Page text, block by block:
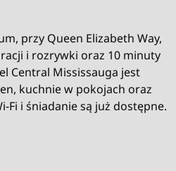
przy Queen Elizabeth Way,
i rozrywki oraz 10 minuty
Central Mississauga jest
kuchnie w pokojach oraz
Fi i śniadanie są już dostępne.